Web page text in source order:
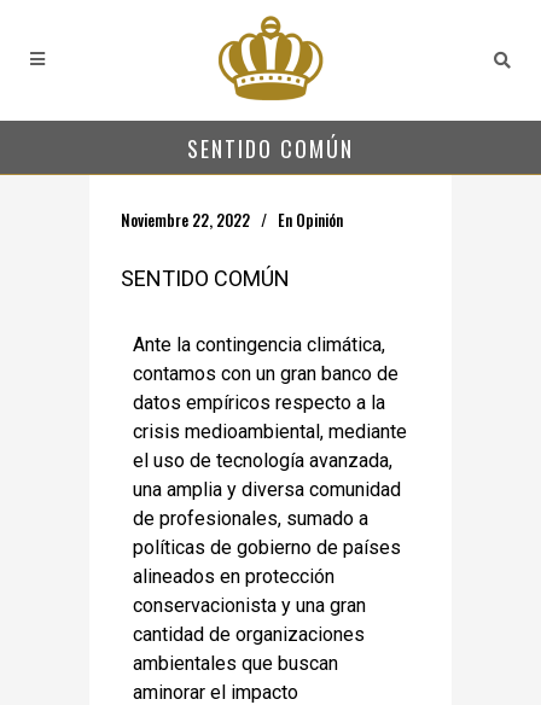
SENTIDO COMÚN
Noviembre 22, 2022 En Opinión
SENTIDO COMÚN
Ante la contingencia climática,
contamos con un gran banco de
datos empíricos respecto a la
crisis medioambiental, mediante
el uso de tecnología avanzada,
una amplia y diversa comunidad
de profesionales, sumado a
políticas de gobierno de países
alineados en protección
conservacionista y una gran
cantidad de organizaciones
ambientales que buscan
aminorar el impacto